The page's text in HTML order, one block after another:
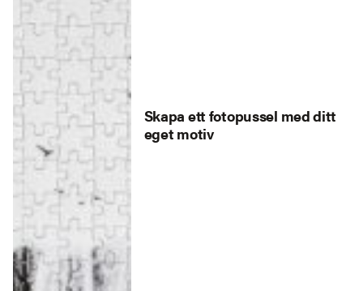
Skapa ett fotopussel med ditt
eget motiv